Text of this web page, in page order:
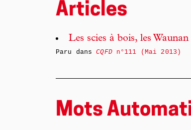
Articles
Les scies à bois, les
Paru dansCQFDn°111 (Mai 2013)
Mots